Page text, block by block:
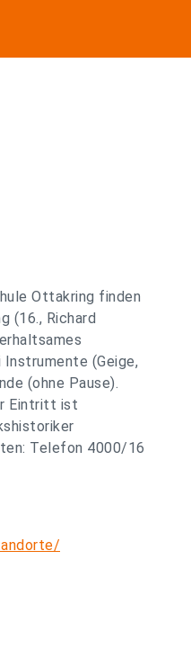
Ottakring finden
(16., Richard
(Geige,
(ohne Pause).
Eintritt ist
Telefon 4000/16